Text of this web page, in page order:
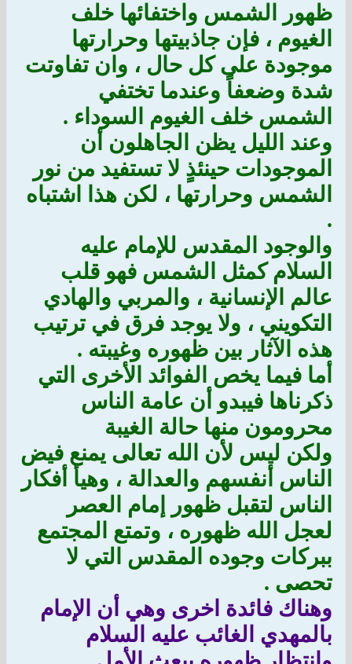
ظهور الشمس واختفائها خلف
الغيوم ، فإن جاذبيتها وحرارتها
موجودة على كل حال ، وان تفاوتت
شدة وضعفاً وعندما تختفي
الشمس خلف الغيوم السوداء .
وعند الليل يظن الجاهلون أن
الموجودات حينئذٍ لا تستفيد من نور
الشمس وحرارتها ، لكن هذا اشتباه
.
والوجود المقدس للإمام عليه
السلام كمثل الشمس فهو قلب
عالم الإنسانية ، والمربي والهادي
التكويني ، ولا يوجد فرق في ترتيب
هذه الآثار بين ظهوره وغيبته .
أما فيما يخص الفوائد الأخرى التي
ذكرناها فيبدو أن عامة الناس
محرومون منها حالة الغيبة
ولكن ليس لأن الله تعالى يمنع فيض
الناس أنفسهم والعدالة ، وهيأ أفكار
الناس لتقبل ظهور إمام العصر
لعجل الله ظهوره ، وتمتع المجتمع
ببركات وجوده المقدس التي لا
تحصى .
وهناك فائدة اخرى وهي أن الإمام
بالمهدي الغائب عليه السلام